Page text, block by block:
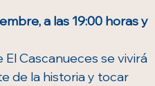
a las 19:00 horas y
Cascanueces se vivirá
de la historia y tocar